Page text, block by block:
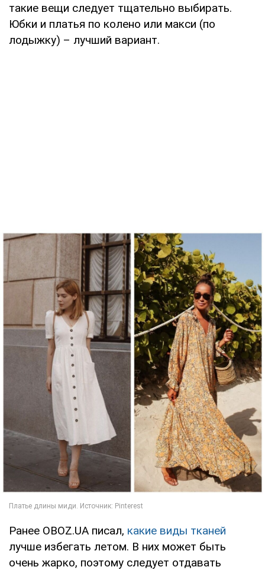
такие вещи следует тщательно выбирать.
Юбки и платья по колено или макси (по
лодыжку) – лучший вариант.
Ранее OBOZ.UA писал, какие виды тканей
лучше избегать летом. В них может быть
очень жарко, поэтому следует отдавать